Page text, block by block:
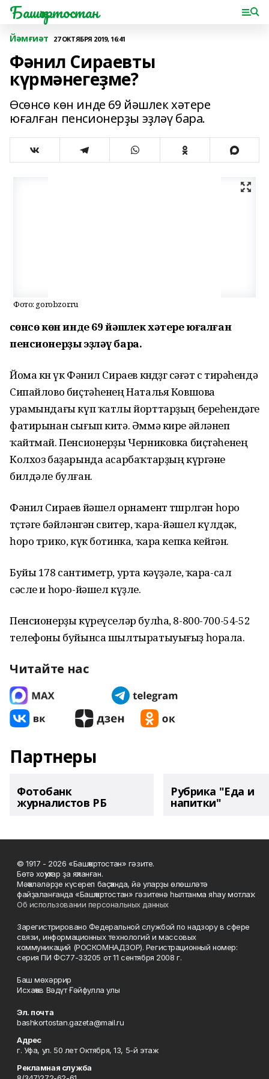
Башҡортостан
Йәмғиәт 27 ОКТЯБРЯ 2019, 16:41
Фәнил Сираевты
күрмәнегеҙме?
Өсөнсө көн инде 69 йәшлек хәтере
юғалған пенсионерҙы эҙләү бара.
Фото: gorobzor.ru
Өсөнсө көн инде 69 йәшлек хәтере юғалған
пенсионерҙы эҙләү бара.
Йома көн үк Фәнил Сираев көндөҙгө сәғәт өс тирәһендә
Сипайлово биҫтәһенең Наталья Ковшова
урамындағы күп ҡатлы йорттарҙың береһендәге
фатирынан сығып китә. Әммә кире әйләнеп
ҡайтмай. Пенсионерҙы Черниковка биҫтәһенең
Колхоз баҙарында асарбаҡтарҙың күргәне
билдәле булған.
Фәнил Сираев йәшел орнамент төшөрөлгән һоро
төҫтәге бәйләнгән свитер, ҡара-йәшел күлдәк,
һоро трико, күк ботинка, ҡара кепка кейгән.
Буйы 178 сантиметр, урта кәүҙәле, ҡара-сал
сәсле и һоро-йәшел күҙле.
Пенсионерҙы күреүселәр булһа, 8-800-700-54-52
телефоны буйынса шылтыратыуығыҙ һорала.
Читайте нас
Партнеры
Фотобанк
журналистов РБ
Рубрика "Еда и
напитки"
© 1917 - 2026 «Башҡортостан» гәзите.
Бөтә хоҡуҡтар ҙа яҡланған.
Мәҡәләләрҙе күсереп баҫҡанда, йә уларҙы өлөшләтә
файҙаланғанда «Башҡортостан» гәзитенә һылтанма яһау мотлаҡ.
Об использовании персональных данных
Зарегистрировано Федеральной службой по надзору в сфере
связи, информационных технологий и массовых
коммуникаций (РОСКОМНАДЗОР). Регистрационный номер:
серия ПИ ФС77-33205 от 11 сентября 2008 г.
Баш мөхәррир
Исхаҡов Вәдүт Ғәйфулла улы
Эл. почта
bashkortostan.gazeta@mail.ru
Адрес
г. Уфа, ул. 50 лет Октября, 13, 5-й этаж
Рекламная служба